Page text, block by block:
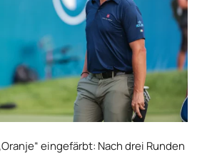
eingefärbt: Nach drei Runden